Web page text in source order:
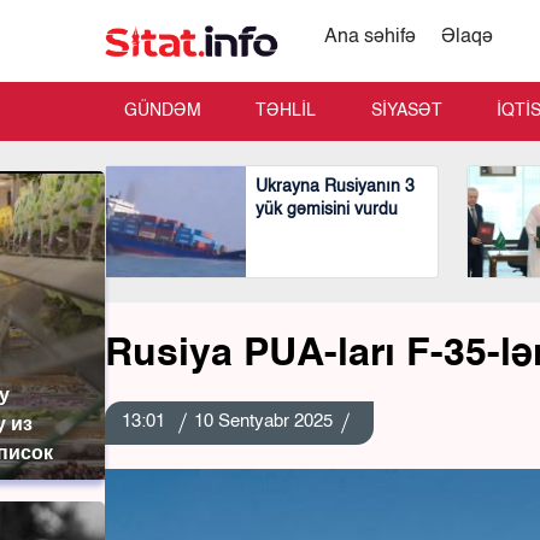
из
Ana səhifə Əlaqə
GÜNDƏM TƏHLİL SİYASƏT
Ukrayna Rusiyanın 3
yük gəmisini vurdu
Rusiya PUA-ları F-35-
13:01 10 Sentyabr 2025